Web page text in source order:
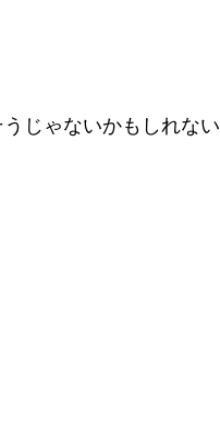
じゃないかもしれない